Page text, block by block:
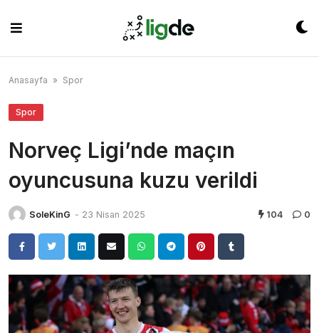
content
Anasayfa » Spor
Spor
Norveç Ligi’nde maçın
oyuncusuna kuzu verildi
SoleKinG - 23 Nisan 2025 104 0